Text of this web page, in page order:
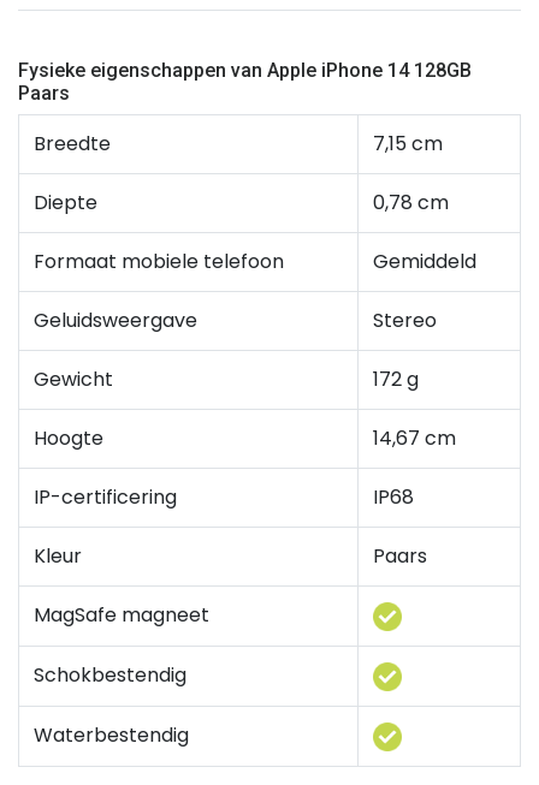
Fysieke eigenschappen van Apple iPhone 14 128GB
Paars
Breedte 7,15 cm
Diepte 0,78 cm
Formaat mobiele telefoon Gemiddeld
Geluidsweergave Stereo
Gewicht 172 g
Hoogte 14,67 cm
IP-certificering IP68
Kleur Paars
MagSafe magneet
Schokbestendig
Waterbestendig